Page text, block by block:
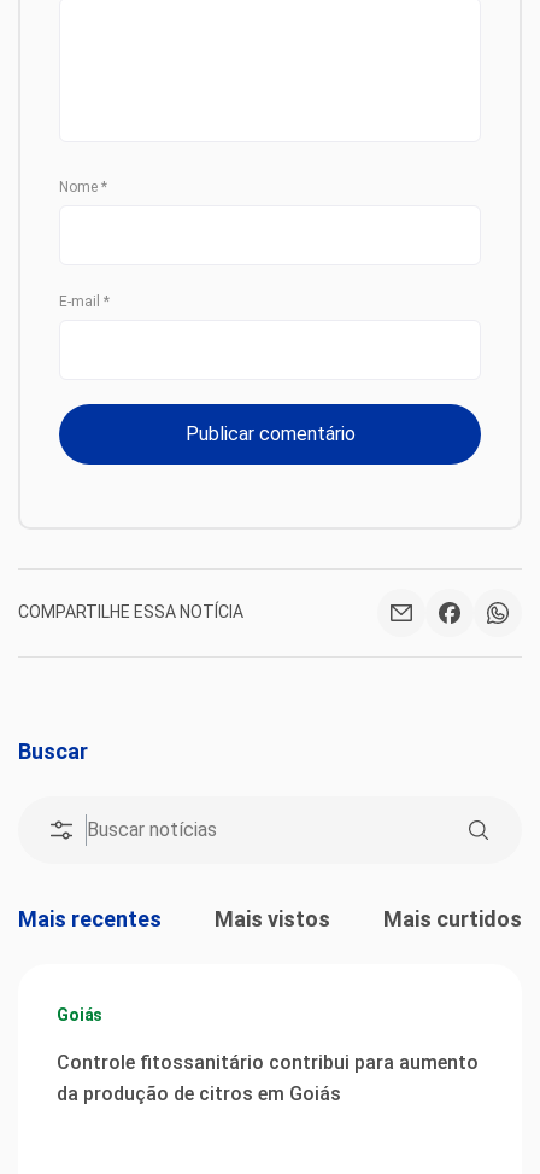
Nome *
E-mail *
COMPARTILHE ESSA NOTÍCIA
Buscar
Mais recentes Mais vistos Mais curtidos
Goiás
Controle fitossanitário contribui para aumento
da produção de citros em Goiás